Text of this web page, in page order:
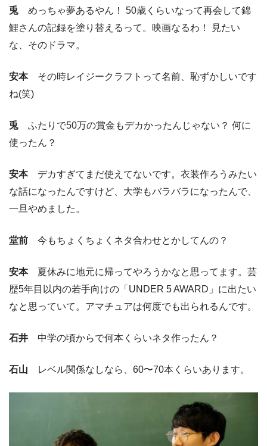
兎 めっちゃ夢あるやん！ 50歳くらいなって再会して錦
鯉さんの記録を塗り替えるって。映画なるわ！ 見たい
な、そのドラマ。
安本その時レイジークラフトって名前、恥ずかしいです
ね(笑)
兎 ふたりで50万の賞金もデカかったんじゃない？ 何に
使ったん？
安本デカすぎてまだ使えてないです。衣装作ろうみたい
な話になったんですけど、大学もバラバラになったんで、
一旦やめました。
堂前 今もちょくちょくネタ合わせとかしてんの？
安本夏休みに地元に帰ってやろうかなと思ってます。芸
歴5年目以内の若手向けの「UNDER 5 AWARD」に出たい
なと思っていて。アマチュアは何度でも出られるんです。
石井 中学の頃からで何本くらいネタ作ったん？
石山 レベル関係なしなら、60〜70本くらいあります。